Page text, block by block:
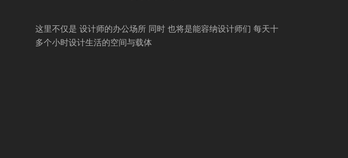
这里不仅是 设计师的办公场所 同时 也将是能容纳设计师们 每天十
多个小时设计生活的空间与载体